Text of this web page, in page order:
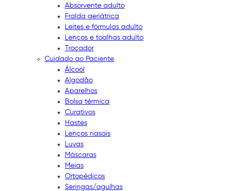
Absorvente adulto
Fralda geriátrica
Leites e fórmulas adulto
Lenços e toalhas adulto
Trocador
Cuidado ao Paciente
Álcool
Algodão
Aparelhos
Bolsa térmica
Curativos
Hastes
Lenços nasais
Luvas
Máscaras
Meias
Ortopédicos
Seringas/agulhas